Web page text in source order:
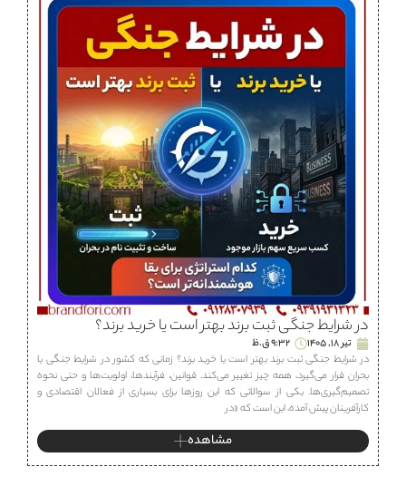
در شرایط جنگی ثبت برند بهتر است یا خرید برند؟
تیر 18, 1405
9:32 ق.ظ
در شرایط جنگی ثبت برند بهتر است یا خرید برند؟ زمانی که کشور در شرایط جنگی یا
بحران قرار می‌گیرد، همه چیز تغییر می‌کند. قوانین، فرآیندها، اولویت‌ها و حتی نحوه
تصمیم‌گیری‌ها. یکی از سوالاتی که این روزها برای بسیاری از فعالان اقتصادی و
کارآفرینان پیش آمده، این است که «در
مشاهده